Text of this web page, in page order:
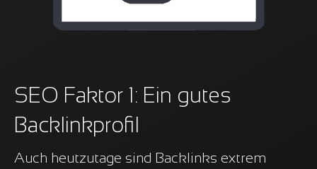
SEO Faktor 1: Ein gutes
Backlinkprofil
Auch heutzutage sind Backlinks extrem